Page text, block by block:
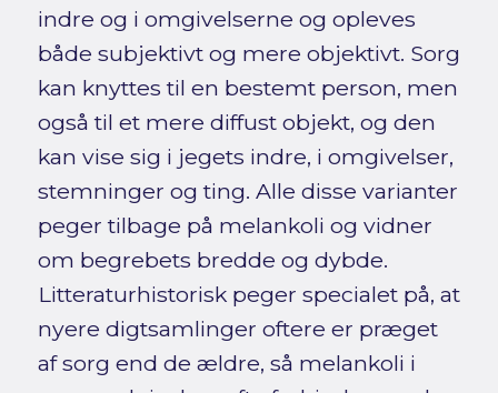
indre og i omgivelserne og opleves
både subjektivt og mere objektivt. Sorg
kan knyttes til en bestemt person, men
også til et mere diffust objekt, og den
kan vise sig i jegets indre, i omgivelser,
stemninger og ting. Alle disse varianter
peger tilbage på melankoli og vidner
om begrebets bredde og dybde.
Litteraturhistorisk peger specialet på, at
nyere digtsamlinger oftere er præget
af sorg end de ældre, så melankoli i